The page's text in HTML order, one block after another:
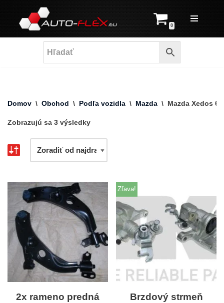
Prejsť
na
0
Domov \ Obchod \ Podľa vozidla \ Mazda \ Mazda Xedos 6
Zobrazujú sa 3 výsledky
2x rameno predná
Zľava!
Brzdový strmeň